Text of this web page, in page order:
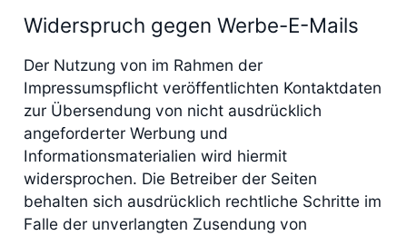
Widerspruch gegen Werbe-E-Mails
Der Nutzung von im Rahmen der
Impressumspflicht veröffentlichten Kontaktdaten
zur Übersendung von nicht ausdrücklich
angeforderter Werbung und
Informationsmaterialien wird hiermit
widersprochen. Die Betreiber der Seiten
behalten sich ausdrücklich rechtliche Schritte im
Falle der unverlangten Zusendung von